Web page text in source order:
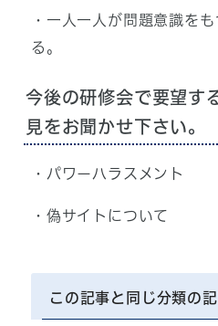
・一人一人が問題意識を
る。
今後の研修会で要望す
見をお聞かせ下さい。
・パワーハラスメント
・偽サイトについて
この記事と同じ分類の